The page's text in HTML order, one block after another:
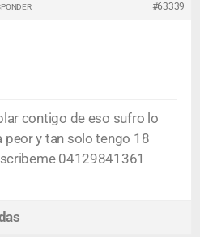
#63339
contigo de eso sufro lo
peor y tan solo tengo 18
04129841361